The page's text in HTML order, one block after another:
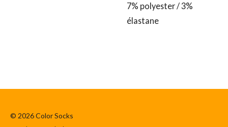
7% polyester / 3%
élastane
© 2026 Color Socks